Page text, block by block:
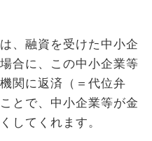
、融資を受けた中小企
合に、この中小企業等
関に返済（＝代位弁
とで、中小企業等が金
してくれます。